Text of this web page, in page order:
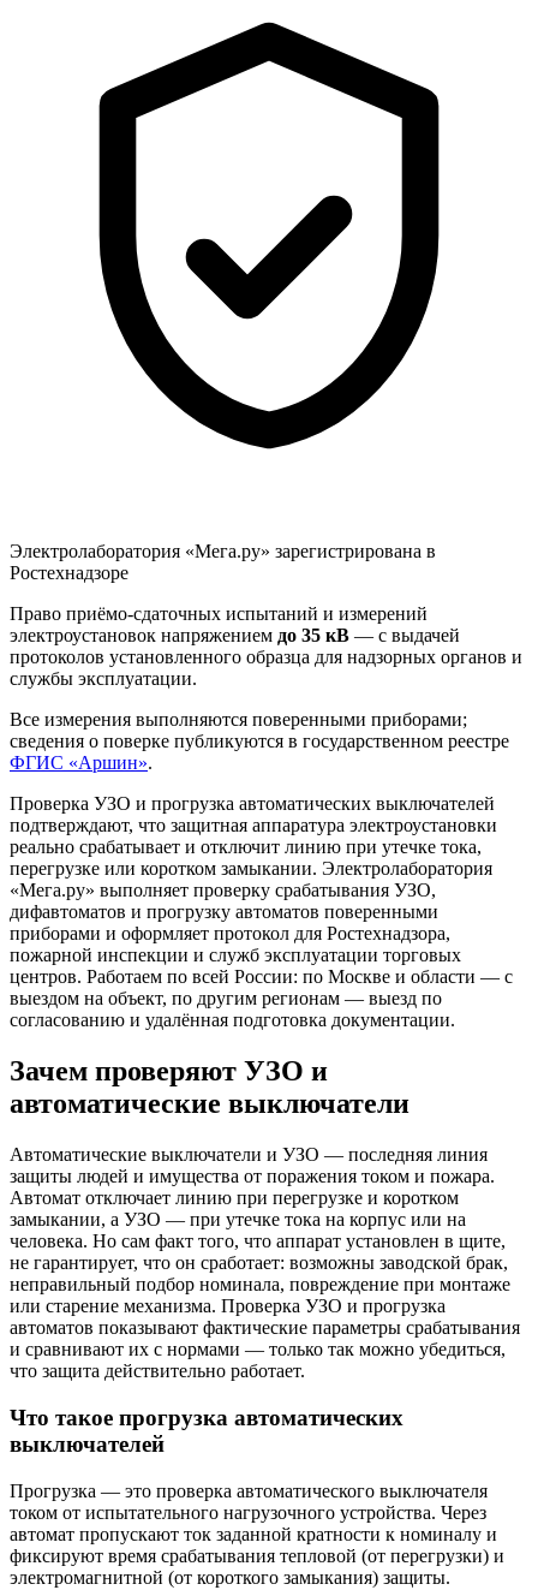
Электролаборатория «Мега.ру» зарегистрирована в
Ростехнадзоре
Право приёмо-сдаточных испытаний и измерений
электроустановок напряжением до 35 кВ — с выдачей
протоколов установленного образца для надзорных органов и
службы эксплуатации.
Все измерения выполняются поверенными приборами;
сведения о поверке публикуются в государственном реестре
ФГИС «Аршин».
Проверка УЗО и прогрузка автоматических выключателей
подтверждают, что защитная аппаратура электроустановки
реально срабатывает и отключит линию при утечке тока,
перегрузке или коротком замыкании. Электролаборатория
«Мега.ру» выполняет проверку срабатывания УЗО,
дифавтоматов и прогрузку автоматов поверенными
приборами и оформляет протокол для Ростехнадзора,
пожарной инспекции и служб эксплуатации торговых
центров. Работаем по всей России: по Москве и области — с
выездом на объект, по другим регионам — выезд по
согласованию и удалённая подготовка документации.
Зачем проверяют УЗО и
автоматические выключатели
Автоматические выключатели и УЗО — последняя линия
защиты людей и имущества от поражения током и пожара.
Автомат отключает линию при перегрузке и коротком
замыкании, а УЗО — при утечке тока на корпус или на
человека. Но сам факт того, что аппарат установлен в щите,
не гарантирует, что он сработает: возможны заводской брак,
неправильный подбор номинала, повреждение при монтаже
или старение механизма. Проверка УЗО и прогрузка
автоматов показывают фактические параметры срабатывания
и сравнивают их с нормами — только так можно убедиться,
что защита действительно работает.
Что такое прогрузка автоматических
выключателей
Прогрузка — это проверка автоматического выключателя
током от испытательного нагрузочного устройства. Через
автомат пропускают ток заданной кратности к номиналу и
фиксируют время срабатывания тепловой (от перегрузки) и
электромагнитной (от короткого замыкания) защиты.